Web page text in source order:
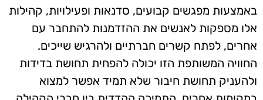
באמצעות מפגשים קבועים, סדנאות ופעילויות, קהילות
אלו מספקות לאנשים את ההזדמנות להתחבר עם
אחרים, לפתח קשרים חברתיים ולהרגיש שייכים.
החוויה המשותפת הזו יכולה להפחית תחושת בדידות
ולהעניק תחושת חיבור שלא תמיד אפשר למצוא